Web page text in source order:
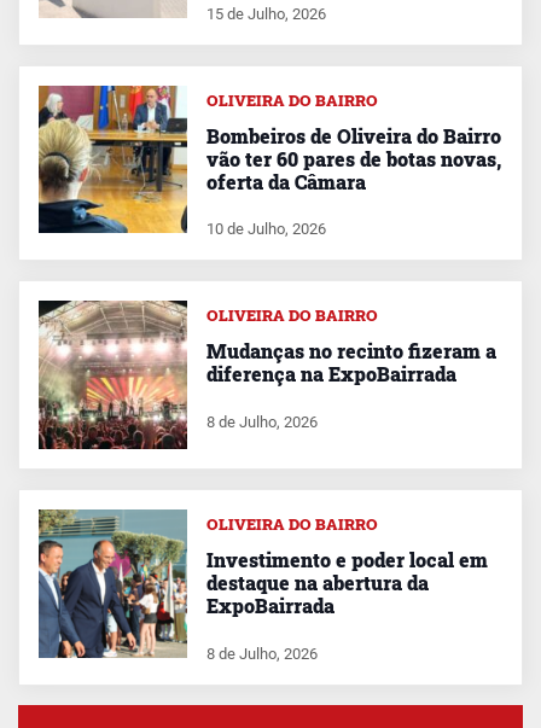
15 de Julho, 2026
OLIVEIRA DO BAIRRO
Bombeiros de Oliveira do Bairro
vão ter 60 pares de botas novas,
oferta da Câmara
10 de Julho, 2026
OLIVEIRA DO BAIRRO
Mudanças no recinto fizeram a
diferença na ExpoBairrada
8 de Julho, 2026
OLIVEIRA DO BAIRRO
Investimento e poder local em
destaque na abertura da
ExpoBairrada
8 de Julho, 2026